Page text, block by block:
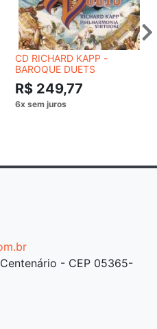
CD RICHARD KAPP -
BAROQUE DUETS
R$ 249,77
- CEP 05365-